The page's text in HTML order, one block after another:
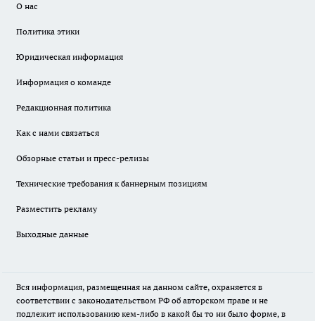
О нас
Политика этики
Юридическая информация
Информация о команде
Редакционная политика
Как с нами связаться
Обзорные статьи и пресс-релизы
Технические требования к баннерным позициям
Разместить рекламу
Выходные данные
Вся информация, размещенная на данном сайте, охраняется в
соответствии с законодательством РФ об авторском праве и не
подлежит использованию кем-либо в какой бы то ни было форме, в